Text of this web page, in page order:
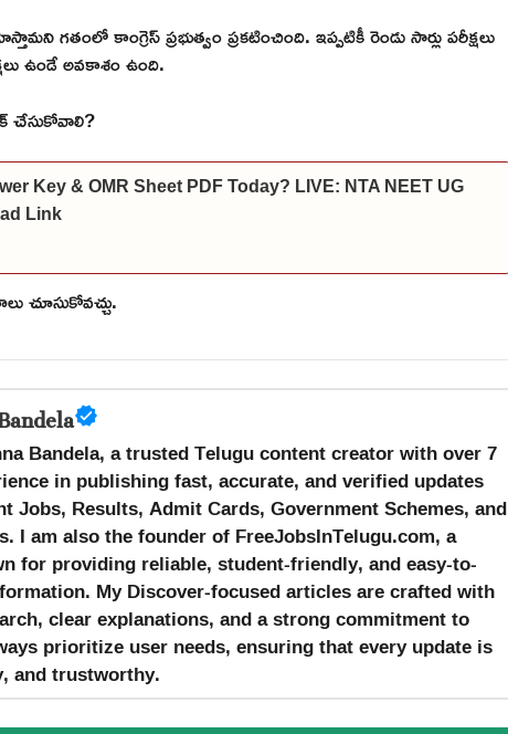
గతంలో కాంగ్రెస్ ప్రభుత్వం ప్రకటించింది. ఇప్పటికీ రెండు సార్లు పరీక్షలు
ఉండే అవకాశం ఉంది.
చేసుకోవాలి?
Key & OMR Sheet PDF Today? LIVE: NTA NEET UG
Link
చూసుకోవచ్చు.
Bandela, a trusted Telugu content creator with over 7
in publishing fast, accurate, and verified updates
Jobs, Results, Admit Cards, Government Schemes, and
I am also the founder of FreeJobsInTelugu.com, a
for providing reliable, student-friendly, and easy-to-
My Discover-focused articles are crafted with
clear explanations, and a strong commitment to
prioritize user needs, ensuring that every update is
and trustworthy.